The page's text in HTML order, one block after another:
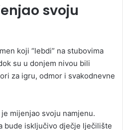
svoju
koji “lebdi” na stubovima
su u donjem nivou bili
za igru, odmor i svakodnevne
mijenjao svoju namjenu.
bude isključivo dječje lječilište